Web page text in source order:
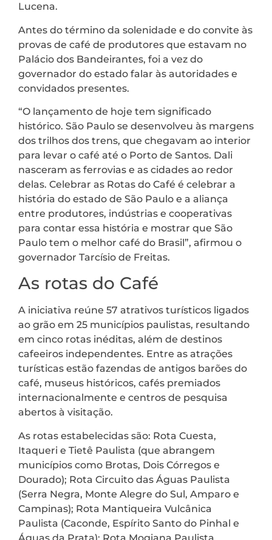
Lucena.
Antes do término da solenidade e do convite às
provas de café de produtores que estavam no
Palácio dos Bandeirantes, foi a vez do
governador do estado falar às autoridades e
convidados presentes.
“O lançamento de hoje tem significado
histórico. São Paulo se desenvolveu às margens
dos trilhos dos trens, que chegavam ao interior
para levar o café até o Porto de Santos. Dali
nasceram as ferrovias e as cidades ao redor
delas. Celebrar as Rotas do Café é celebrar a
história do estado de São Paulo e a aliança
entre produtores, indústrias e cooperativas
para contar essa história e mostrar que São
Paulo tem o melhor café do Brasil”, afirmou o
governador Tarcísio de Freitas.
As rotas do Café
A iniciativa reúne 57 atrativos turísticos ligados
ao grão em 25 municípios paulistas, resultando
em cinco rotas inéditas, além de destinos
cafeeiros independentes. Entre as atrações
turísticas estão fazendas de antigos barões do
café, museus históricos, cafés premiados
internacionalmente e centros de pesquisa
abertos à visitação.
As rotas estabelecidas são: Rota Cuesta,
Itaqueri e Tietê Paulista (que abrangem
municípios como Brotas, Dois Córregos e
Dourado); Rota Circuito das Águas Paulista
(Serra Negra, Monte Alegre do Sul, Amparo e
Campinas); Rota Mantiqueira Vulcânica
Paulista (Caconde, Espírito Santo do Pinhal e